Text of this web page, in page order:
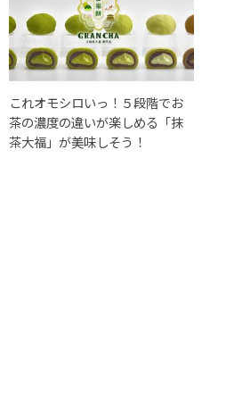
これオモシロいっ！５段階でお
茶の濃度の違いが楽しめる「抹
茶大福」が美味しそう！